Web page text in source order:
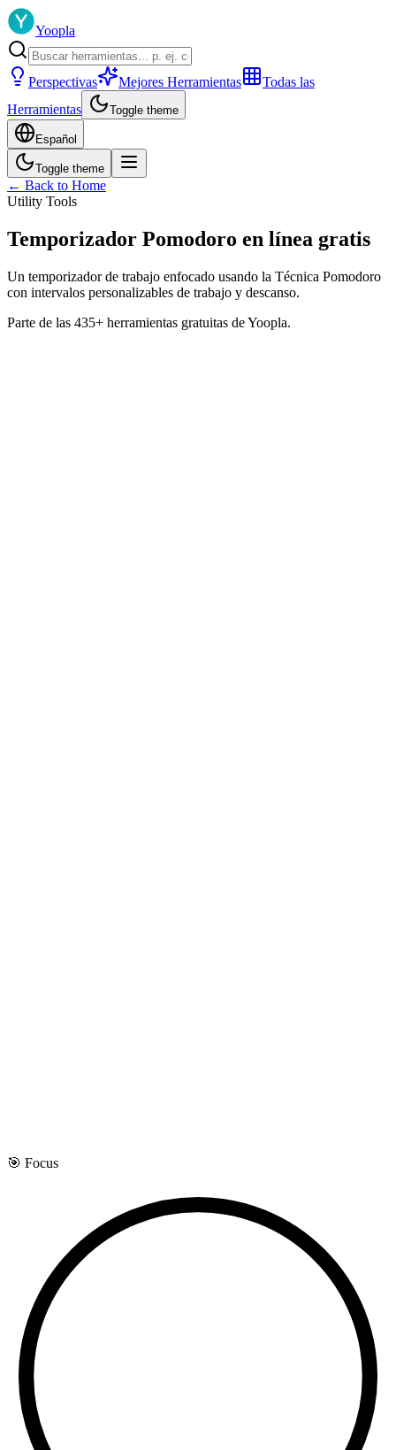
Yoopla
Perspectivas Mejores Herramientas
Todas las
Herramientas
Toggle theme
Español
Toggle theme
← Back to Home
Utility Tools
Temporizador Pomodoro en línea gratis
Un temporizador de trabajo enfocado usando la Técnica Pomodoro
con intervalos personalizables de trabajo y descanso.
Parte de las 435+ herramientas gratuitas de Yoopla.
🎯 Focus